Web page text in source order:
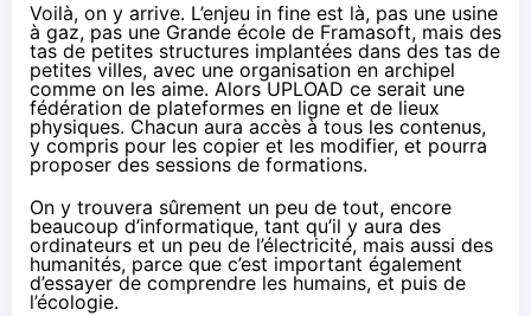
Voilà, on y arrive. L’enjeu in fine est là, pas une usine
à gaz, pas une Grande école de Framasoft, mais des
tas de petites structures implantées dans des tas de
petites villes, avec une organisation en archipel
comme on les aime. Alors UPLOAD ce serait une
fédération de plateformes en ligne et de lieux
physiques. Chacun aura accès à tous les contenus,
y compris pour les copier et les modifier, et pourra
proposer des sessions de formations.
On y trouvera sûrement un peu de tout, encore
beaucoup d’informatique, tant qu’il y aura des
ordinateurs et un peu de l’électricité, mais aussi des
humanités, parce que c’est important également
d’essayer de comprendre les humains, et puis de
l’écologie.